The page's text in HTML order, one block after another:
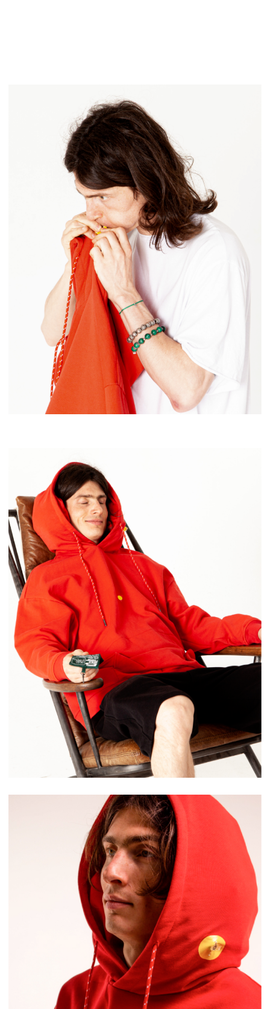
Давайте придумаем новую
замечательную идею для человечества
и всего мира
egor@dafomin.com
telegram
whatsApp
Политика конфиденциальностиПубличное соглашение Реквизиты
Публичная оферта